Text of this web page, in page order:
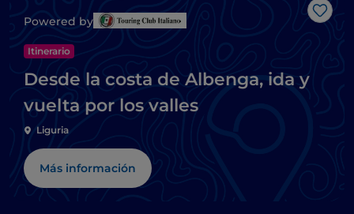
Me
Powered by
Itinerario
Desde la costa de Albenga, ida y
vuelta por los valles
Liguria
Más información